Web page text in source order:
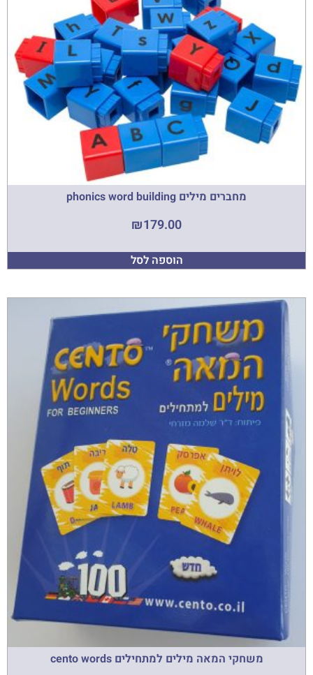
מחברים מילים phonics word building
₪179.00
הוספה לסל
משחקי המאה מילים למתחילים cento words